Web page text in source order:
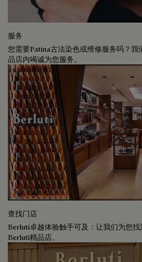
服务
您需要Patina古法染色或维修服务吗？我
品店内竭诚为您服务。
查找门店
Berluti卓越体验触手可及：让我们为您找
Berluti精品店。